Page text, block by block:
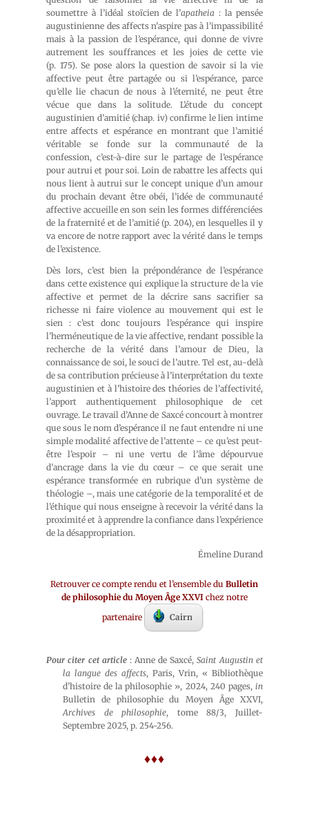
soumettre à l’idéal stoïcien de l’apatheia : la pensée
augustinienne des affects n’aspire pas à l’impassibilité
mais à la passion de l’espérance, qui donne de vivre
autrement les souffrances et les joies de cette vie
(p. 175). Se pose alors la question de savoir si la vie
affective peut être partagée ou si l’espérance, parce
qu’elle lie chacun de nous à l’éternité, ne peut être
vécue que dans la solitude. L’étude du concept
augustinien d’amitié (chap. iv) confirme le lien intime
entre affects et espérance en montrant que l’amitié
véritable se fonde sur la communauté de la
confession, c’est-à-dire sur le partage de l’espérance
pour autrui et pour soi. Loin de rabattre les affects qui
nous lient à autrui sur le concept unique d’un amour
du prochain devant être obéi, l’idée de communauté
affective accueille en son sein les formes différenciées
de la fraternité et de l’amitié (p. 204), en lesquelles il y
va encore de notre rapport avec la vérité dans le temps
de l’existence.
Dès lors, c’est bien la prépondérance de l’espérance
dans cette existence qui explique la structure de la vie
affective et permet de la décrire sans sacrifier sa
richesse ni faire violence au mouvement qui est le
sien : c’est donc toujours l’espérance qui inspire
l’herméneutique de la vie affective, rendant possible la
recherche de la vérité dans l’amour de Dieu, la
connaissance de soi, le souci de l’autre. Tel est, au-delà
de sa contribution précieuse à l’interprétation du texte
augustinien et à l’histoire des théories de l’affectivité,
l’apport authentiquement philosophique de cet
ouvrage. Le travail d’Anne de Saxcé concourt à montrer
que sous le nom d’espérance il ne faut entendre ni une
simple modalité affective de l’attente – ce qu’est peut-
être l’espoir – ni une vertu de l’âme dépourvue
d’ancrage dans la vie du cœur – ce que serait une
espérance transformée en rubrique d’un système de
théologie –, mais une catégorie de la temporalité et de
l’éthique qui nous enseigne à recevoir la vérité dans la
proximité et à apprendre la confiance dans l’expérience
de la désappropriation.
Émeline Durand
Retrouver ce compte rendu et l’ensemble duBulletin
de philosophie du Moyen Âge XXVIchez notre
partenaire
Cairn
Pour citer cet article: Anne de Saxcé,Saint Augustin et
la langue des affects, Paris, Vrin, « Bibliothèque
d’histoire de la philosophie », 2024, 240 pages, in
Bulletin de philosophie du Moyen Âge XXVI,
Archives de philosophie, tome 88/3, Juillet-
Septembre 2025, p. 254-256.
♦♦♦